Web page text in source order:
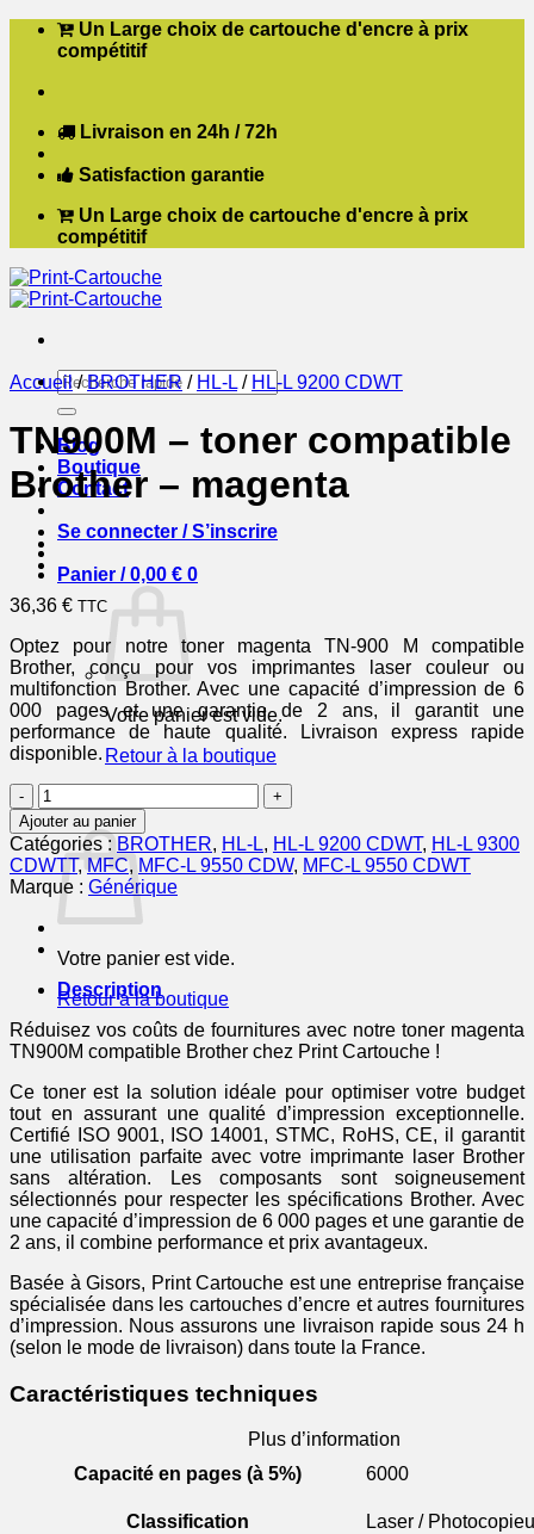
Passer Un Large choix de cartouche d'encre à prix
compétitif
Livraison en 24h / 72h
Satisfaction garantie
Un Large choix de cartouche d'encre à prix
compétitif
Recherche
pour :
Blog
Boutique
Contact
Se connecter / S’inscrire
Panier /0,00 € 0
Votre panier est vide.
Retour à la boutique
Panier
Votre panier est vide.
Retour à la boutique
Accueil / BROTHER / HL-L / HL-L 9200 CDWT
TN900M – toner compatible
Brother – magenta
36,36 € TTC
Optez pour notre toner magenta TN-900 M compatible
Brother, conçu pour vos imprimantes laser couleur ou
multifonction Brother. Avec une capacité d’impression de 6
000 pages et une garantie de 2 ans, il garantit une
performance de haute qualité. Livraison express rapide
disponible.
quantité
de
TN900M
-
toner
compatible
Brother
-
magenta
Ajouter au panier
Catégories : BROTHER, HL-L, HL-L 9200 CDWT, HL-L 9300
CDWTT,MFC, MFC-L 9550 CDW, MFC-L 9550 CDWT
Marque : Générique
Description
Réduisez vos coûts de fournitures avec notre toner magenta
TN900M compatible Brother chez Print Cartouche !
Ce toner est la solution idéale pour optimiser votre budget
tout en assurant une qualité d’impression exceptionnelle.
Certifié ISO 9001, ISO 14001, STMC, RoHS, CE, il garantit
une utilisation parfaite avec votre imprimante laser Brother
sans altération. Les composants sont soigneusement
sélectionnés pour respecter les spécifications Brother. Avec
une capacité d’impression de 6 000 pages et une garantie de
2 ans, il combine performance et prix avantageux.
Basée à Gisors, Print Cartouche est une entreprise française
spécialisée dans les cartouches d’encre et autres fournitures
d’impression. Nous assurons une livraison rapide sous 24 h
(selon le mode de livraison) dans toute la France.
Caractéristiques techniques
Plus d’information
Capacité en pages (à 5%)
6000
Classification Laser /